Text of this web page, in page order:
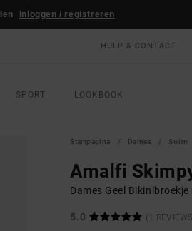
Inloggen / registreren
HULP & CONTACT
SPORT LOOKBOOK
Startpagina Dames Swim
Amalfi
Dames Geel
5.0 (1